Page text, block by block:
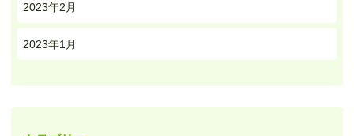
2023年2月
2023年1月